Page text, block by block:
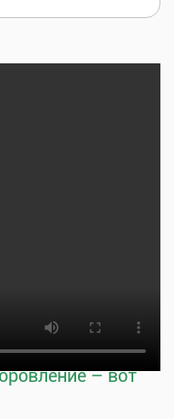
качественное
– вот